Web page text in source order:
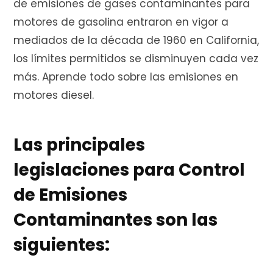
d
c
de emisiones de gases contaminantes para
motores de gasolina entraron en vigor a
mediados de la década de 1960 en California,
los límites permitidos se disminuyen cada vez
más. Aprende todo sobre las emisiones en
motores diesel.
Las principales
legislaciones para Control
de Emisiones
Contaminantes son las
siguientes: